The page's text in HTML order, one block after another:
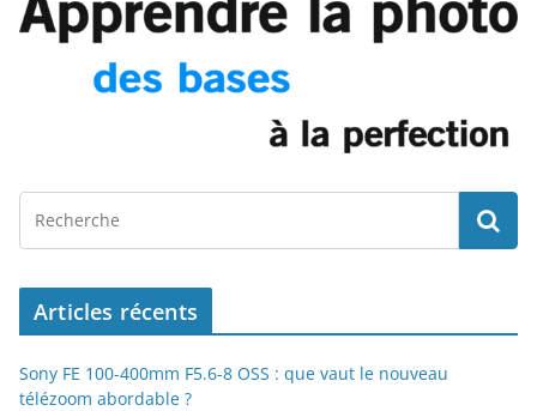
Articles récents
Sony FE 100-400mm F5.6-8 OSS : que vaut le nouveau
télézoom abordable ?